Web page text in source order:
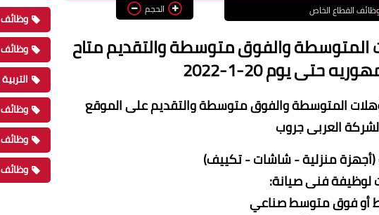
القطاع الخاص الحجم
والفوق متوسطة والتقديم متاح
حتى يوم 20-1-2022
المتوسطة والفوق متوسطة والتقديم على الموقع
العربى جروب
(أجهزة منزلية - شاشات - تكييف)
لوظيفة فنى صيانة:
فوق متوسط صناعي
وظائف
وظائف
وظائف